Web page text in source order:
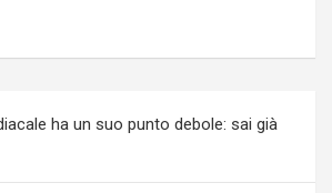
ha un suo punto debole: sai già